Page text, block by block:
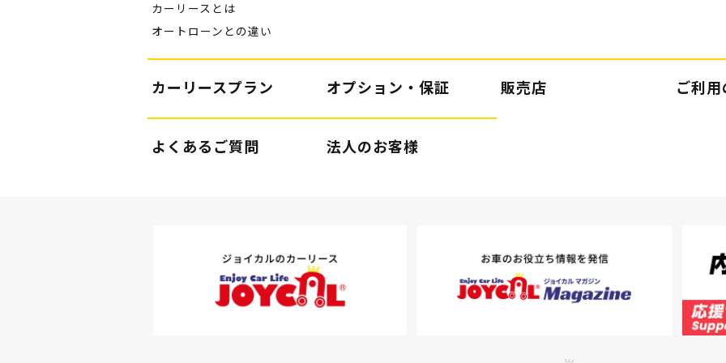
カーリースとは
オートローンとの違い
カーリースプラン オプション・保証 販売店 ご利
よくあるご質問 法人のお客様